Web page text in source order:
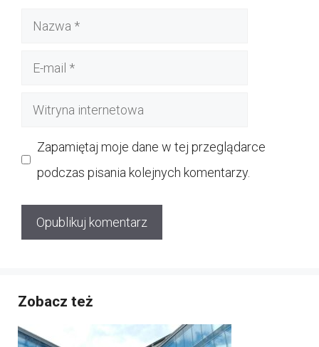
Nazwa
Witryna
Zapamiętaj moje dane w tej przeglądarce
podczas pisania kolejnych komentarzy.
Zobacz też